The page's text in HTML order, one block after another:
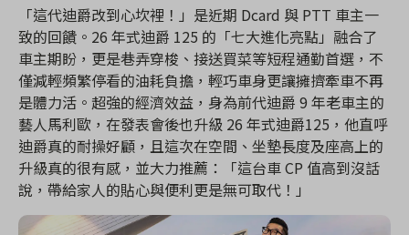
「這代迪爵改到心坎裡！」是近期 Dcard 與 PTT 車主一
致的回饋。26 年式迪爵 125 的「七大進化亮點」融合了
車主期盼，更是巷弄穿梭、接送買菜等短程通勤首選，不
僅減輕頻繁停看的油耗負擔，輕巧車身更讓擁擠牽車不再
是體力活。超強的經濟效益，身為前代迪爵 9 年老車主的
藝人馬利歐，在發表會後也升級 26 年式迪爵125，他直呼
迪爵真的耐操好顧，且這次在空間、坐墊長度及座高上的
升級真的很有感，並大力推薦：「這台車 CP 值高到沒話
說，帶給家人的貼心與便利更是無可取代！」